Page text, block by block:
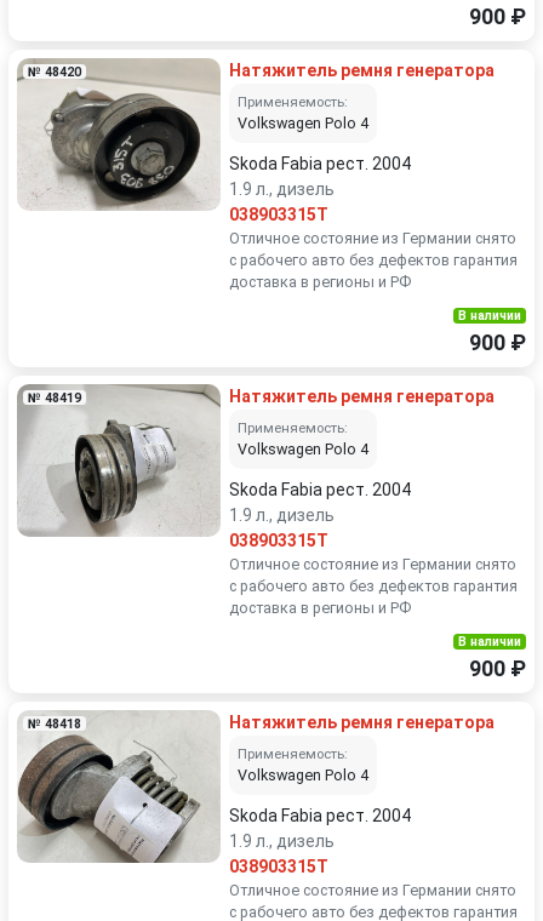
900 ₽
№ 48420 Натяжитель ремня генератора
Применяемость:
Volkswagen Polo 4
Skoda Fabia рест. 2004
1.9 л., дизель
038903315T
Отличное состояние из Германии снято
с рабочего авто без дефектов гарантия
доставка в регионы и РФ
В наличии
900 ₽
№ 48419 Натяжитель ремня генератора
Применяемость:
Volkswagen Polo 4
Skoda Fabia рест. 2004
1.9 л., дизель
038903315T
Отличное состояние из Германии снято
с рабочего авто без дефектов гарантия
доставка в регионы и РФ
В наличии
900 ₽
№ 48418 Натяжитель ремня генератора
Применяемость:
Volkswagen Polo 4
Skoda Fabia рест. 2004
1.9 л., дизель
038903315T
Отличное состояние из Германии снято
с рабочего авто без дефектов гарантия